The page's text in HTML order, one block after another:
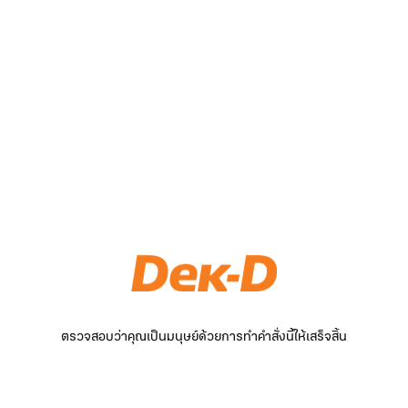
ตรวจสอบว่าคุณเป็นมนุษย์ด้วยการทำคำสั่งนี้ให้เสร็จสิ้น